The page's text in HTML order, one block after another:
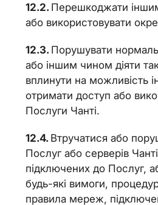
Перешкоджати
або використовувати
Порушувати
або іншим чином діяти
вплинути на можливість
отримати доступ або
Послуги Чанті.
Втручатися або
Послуг або серверів
підключених до Послуг,
будь-які вимоги,
правила мереж,